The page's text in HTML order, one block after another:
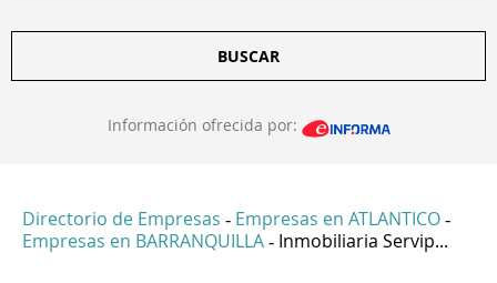
BUSCAR
Información ofrecida por:
Directorio de Empresas - Empresas en ATLANTICO -
Empresas en BARRANQUILLA - Inmobiliaria Servip...